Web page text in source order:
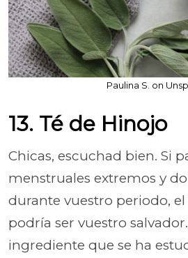
Paulina S. on
13. Té de Hinojo
Chicas, escuchad bien. Si
menstruales extremos y
durante vuestro periodo,
podría ser vuestro
ingrediente que se ha